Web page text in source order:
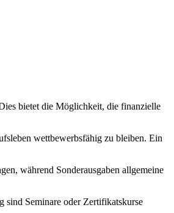
bietet die Möglichkeit, die finanzielle
wettbewerbsfähig zu bleiben. Ein
während Sonderausgaben allgemeine
sind Seminare oder Zertifikatskurse